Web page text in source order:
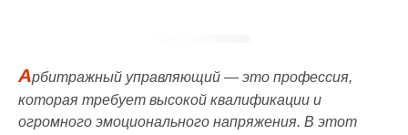
Арбитражный управляющий — это профессия,
которая требует высокой квалификации и
огромного эмоционального напряжения. В этот